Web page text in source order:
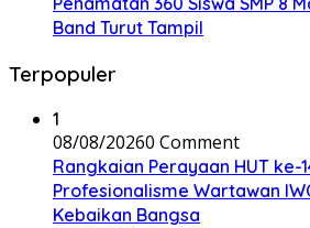
Band Turut Tampil
Terpopuler
1
08/08/20260 Comment
Rangkaian Perayaan HUT ke-
Profesionalisme Wartawan
Kebaikan Bangsa